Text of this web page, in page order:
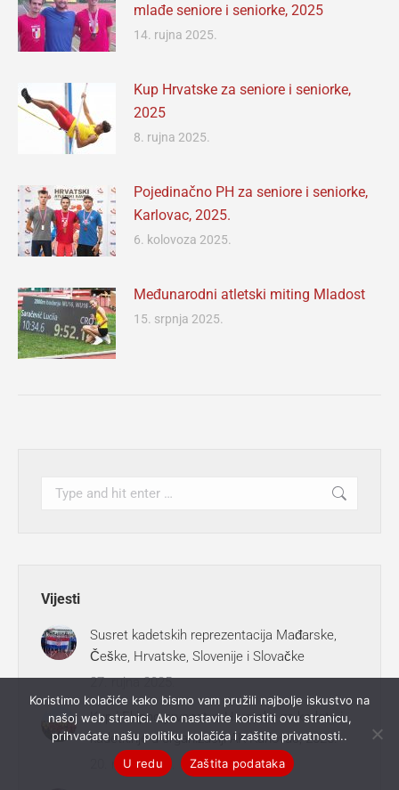
mlađe seniore i seniorke, 2025
14. rujna 2025.
Kup Hrvatske za seniore i seniorke,
2025
8. rujna 2025.
Pojedinačno PH za seniore i seniorke,
Karlovac, 2025.
6. kolovoza 2025.
Međunarodni atletski miting Mladost
15. srpnja 2025.
Search:
Vijesti
Susret kadetskih reprezentacija Mađarske,
Češke, Hrvatske, Slovenije i Slovačke
27. rujna 2025.
Kup i Ekipno prvenstvo Hrvatske za kadete i
kadetkinje u organizaciji AK Karlovac, 2025.
20. rujna 2025.
Koristimo kolačiće kako bismo vam pružili najbolje iskustvo na
našoj web stranici. Ako nastavite koristiti ovu stranicu,
prihvaćate našu politiku kolačića i zaštite privatnosti..
U redu
Zaštita podataka